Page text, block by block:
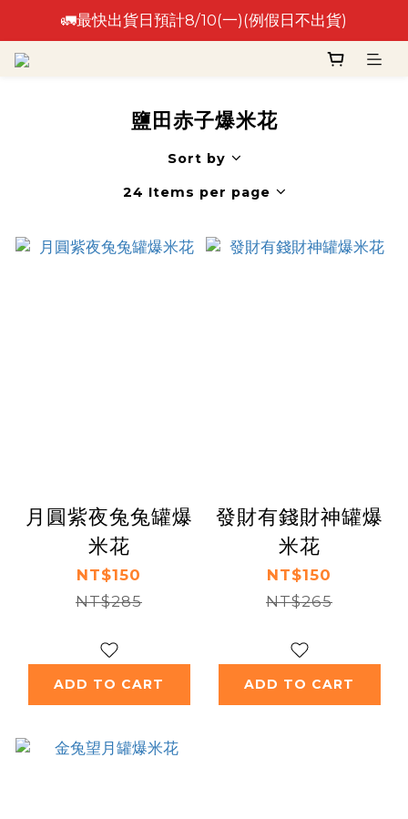
🚛最快出貨日預計8/10(一)(例假日不出貨)
🚛最快出貨日預計8/10(一)(例假日不出貨)
⚠️出貨日非到貨日，實際到貨依物流作業時間為準⚠️
鹽田赤子爆米花
Sort by
24 Items per page
月圓紫夜兔兔罐爆
米花
NT$150
NT$285
ADD TO CART
發財有錢財神罐爆
米花
NT$150
NT$265
ADD TO CART